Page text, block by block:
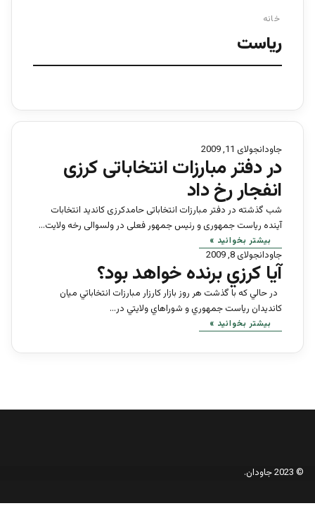
خانه
رياست
جاودانجولای 11, 2009
در دفتر مبارزات انتخاباتى کرزى
انفجار رخ داد
شب گذشته در دفتر مبارزات انتخاباتى حامدکرزى کانديد انتخابات
آينده رياست جمهورى و رئيس جمهور فعلى در ولسوالى رخه ولايت…
بیشتر بخوانید »
جاودانجولای 8, 2009
آيا كرزي برنده خواهد بود؟
در حالي كه با گذشت هر روز بازار كارزار مبارزات انتخاباتي ميان
كانديدان رياست جمهوري و شوراهاي ولايتي در…
بیشتر بخوانید »
© 2023 جاودان.